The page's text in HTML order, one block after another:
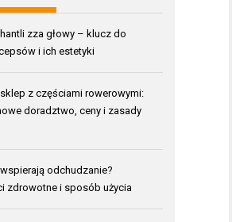
zza głowy – klucz do
i ich estetyki
z częściami rowerowymi:
doradztwo, ceny i zasady
odchudzanie?
zdrowotne i sposób użycia